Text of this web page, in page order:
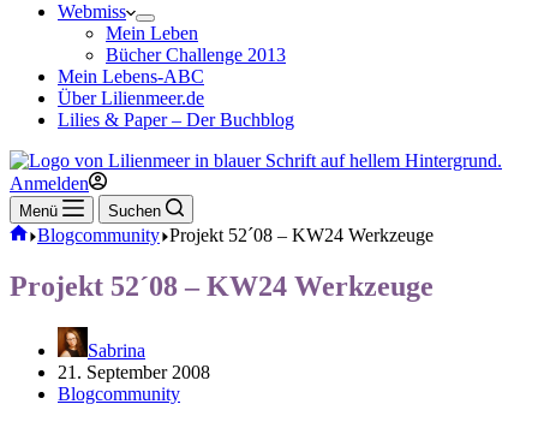
Webmiss
Mein Leben
Bücher Challenge 2013
Mein Lebens-ABC
Über Lilienmeer.de
Lilies & Paper – Der Buchblog
Anmelden
Menü Suchen
Start
Blogcommunity Projekt 52´08 – KW24 Werkzeuge
Projekt 52´08 – KW24 Werkzeuge
Sabrina
21. September 2008
Blogcommunity